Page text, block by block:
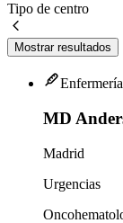
Tipo de centro
Mostrar resultados
Enfermería
MD
Madrid
Urgencias